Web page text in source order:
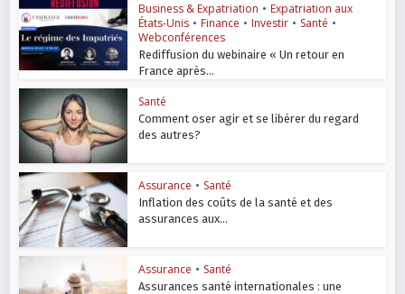
Business & Expatriation • Expatriation aux
États-Unis • Finance • Investir • Santé •
Webconférences
Rediffusion du webinaire « Un retour en
France après...
Santé
Comment oser agir et se libérer du regard
des autres?
Assurance • Santé
Inflation des coûts de la santé et des
assurances aux...
Assurance • Santé
Assurances santé internationales : une